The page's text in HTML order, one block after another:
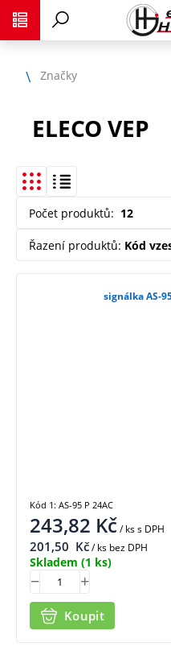
Značky
ELECO VEP
Počet produktů: 12
Řazení produktů: Kód
signálka AS-
243,82 Kč/ kss DPH
201,50 Kč/ ks bez DPH
Skladem (1 ks)
Koupit
Kód 1: AS-95 P 24AC